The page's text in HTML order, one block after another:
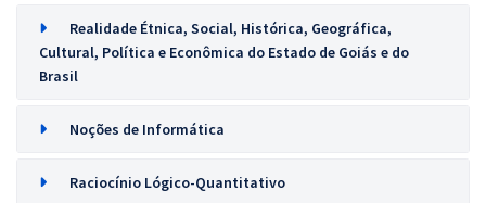
Realidade Étnica, Social, Histórica, Geográfica,
Cultural, Política e Econômica do Estado de Goiás e do
Brasil
Noções de Informática
Raciocínio Lógico-Quantitativo